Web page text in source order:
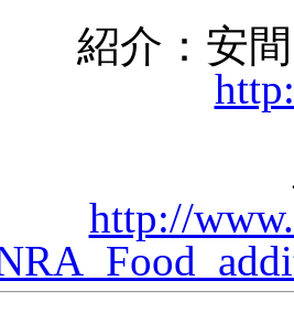
紹介：安
http://